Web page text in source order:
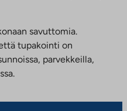
savuttomia.
tupakointi on
parvekkeilla,